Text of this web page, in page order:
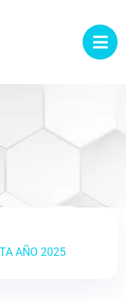
AÑO 2025